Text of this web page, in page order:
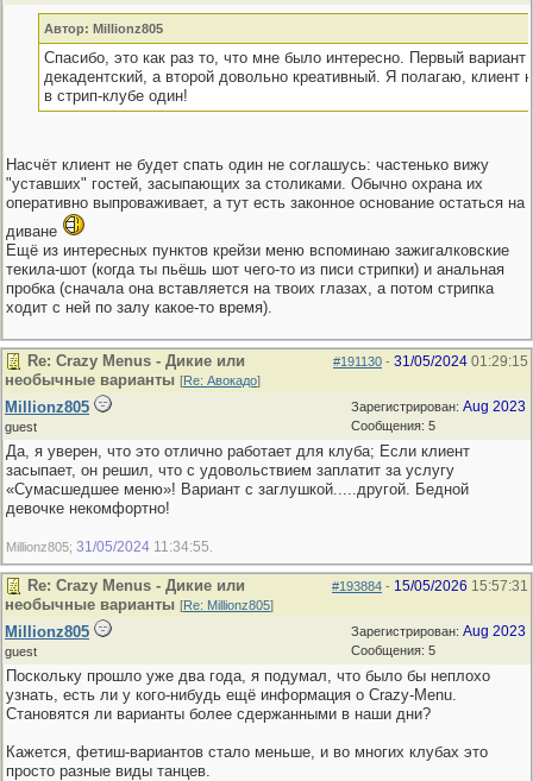
Автор: Millionz805
Спасибо, это как раз то, что мне было интересно. Первый вариант
декадентский, а второй довольно креативный. Я полагаю, клиент
в стрип-клубе один!
Насчёт клиент не будет спать один не соглашусь: частенько вижу
"уставших" гостей, засыпающих за столиками. Обычно охрана их
оперативно выпроваживает, а тут есть законное основание остаться на
диване
Ещё из интересных пунктов крейзи меню вспоминаю зажигалковские
текила-шот (когда ты пьёшь шот чего-то из писи стрипки) и анальная
пробка (сначала она вставляется на твоих глазах, а потом стрипка
ходит с ней по залу какое-то время).
#191130 - 31/05/2024 01:29:15
Re: Crazy Menus - Дикие или
необычные варианты [Re: Авокадо]
Зарегистрирован: Aug 2023
Сообщения: 5
Millionz805
guest
Да, я уверен, что это отлично работает для клуба; Если клиент
засыпает, он решил, что с удовольствием заплатит за услугу
«Сумасшедшее меню»! Вариант с заглушкой.....другой. Бедной
девочке некомфортно!
Millionz805; 31/05/2024 11:34:55
#193884 - 15/05/2026 15:57:31
Re: Crazy Menus - Дикие или
необычные варианты [Re: Millionz805]
Зарегистрирован: Aug 2023
Сообщения: 5
Millionz805
guest
Поскольку прошло уже два года, я подумал, что было бы неплохо
узнать, есть ли у кого-нибудь ещё информация о Crazy-Menu.
Становятся ли варианты более сдержанными в наши дни?
Кажется, фетиш-вариантов стало меньше, и во многих клубах это
просто разные виды танцев.